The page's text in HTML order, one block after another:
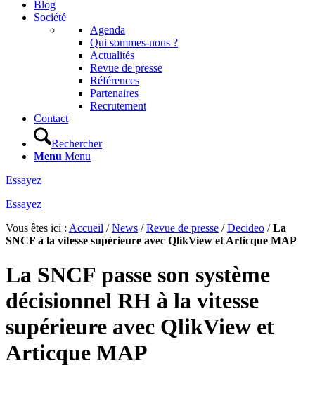
Blog
Société
Agenda
Qui sommes-nous ?
Actualités
Revue de presse
Références
Partenaires
Recrutement
Contact
Rechercher
Menu Menu
Essayez
Essayez
Vous êtes ici : Accueil /News /Revue de presse /Decideo /La
SNCF à la vitesse supérieure avec QlikView et Articque MAP
La SNCF passe son système
décisionnel RH à la vitesse
supérieure avec QlikView et
Articque MAP